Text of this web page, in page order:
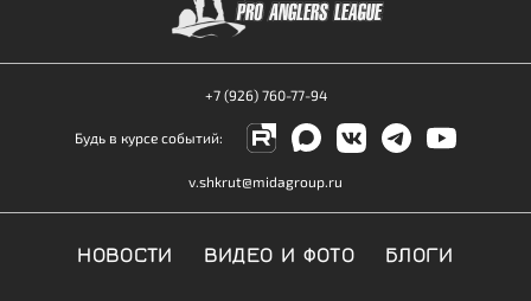
+7 (926) 760-77-94
Будь в курсе событий:
v.shkrut@midagroup.ru
НОВОСТИ ВИДЕО И ФОТО
БЛОГИ